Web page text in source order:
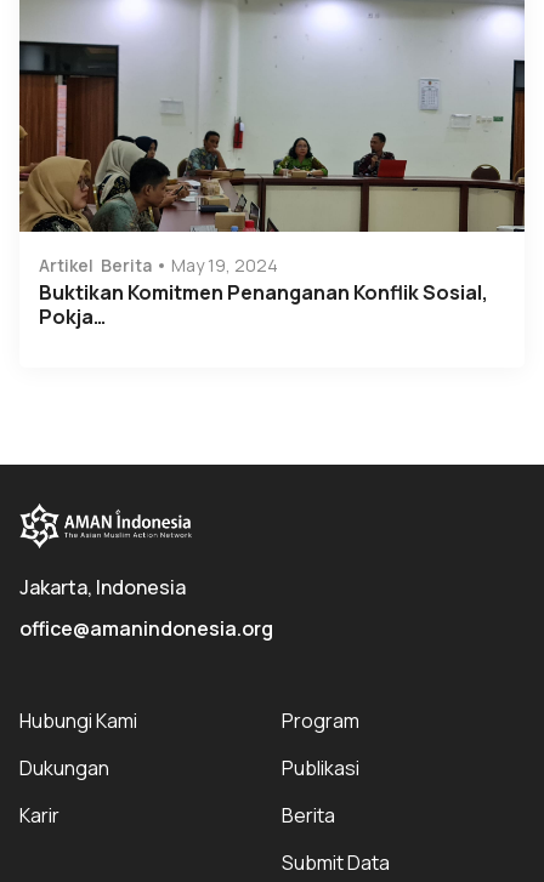
Artikel Berita May 19, 2024
Buktikan Komitmen Penanganan Konflik Sosial,
Pokja…
Jakarta, Indonesia
office@amanindonesia.org
Hubungi Kami
Dukungan
Karir
Program
Publikasi
Berita
Submit Data